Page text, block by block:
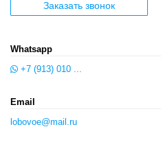
Заказать звонок
Whatsapp
+7 (913) 010 ...
Email
lobovoe@mail.ru